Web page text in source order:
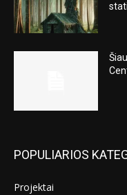
POPULIARIOS
Projektai